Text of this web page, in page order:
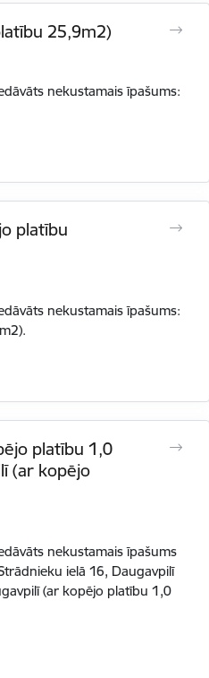
25,9m2)
nekustamais īpašums:
platību
nekustamais īpašums:
platību 1,0
(ar kopējo
nekustamais īpašums
ielā 16, Daugavpilī
(ar kopējo platību 1,0